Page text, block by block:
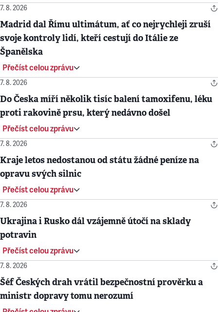
7. 8. 2026
Madrid dal Římu ultimátum, ať co nejrychleji zruší
svoje kontroly lidí, kteří cestují do Itálie ze
Španělska
Přečíst celou zprávu
7. 8. 2026
Do Česka míří několik tisíc balení tamoxifenu, léku
proti rakovině prsu, který nedávno došel
Přečíst celou zprávu
7. 8. 2026
Kraje letos nedostanou od státu žádné peníze na
opravu svých silnic
Přečíst celou zprávu
7. 8. 2026
Ukrajina i Rusko dál vzájemně útočí na sklady
potravin
Přečíst celou zprávu
7. 8. 2026
Šéf Českých drah vrátil bezpečnostní prověrku a
ministr dopravy tomu nerozumí